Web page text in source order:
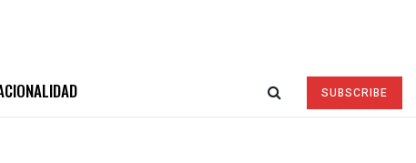
SUBSCRIBE